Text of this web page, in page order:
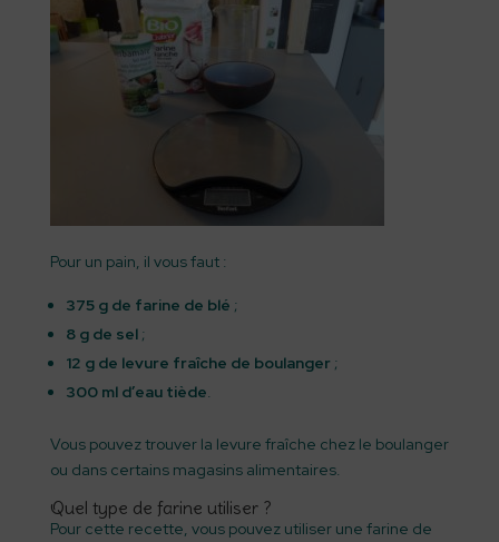
Pour un pain, il vous faut :
375 g de farine de blé ;
8 g de sel;
12 g de levure fraîche de boulanger;
300 ml d’eau tiède.
Vous pouvez trouver la levure fraîche chez le boulanger
ou dans certains magasins alimentaires.
Quel type de farine utiliser ?
Pour cette recette, vous pouvez utiliser une farine de